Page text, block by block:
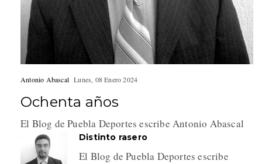
Antonio Abascal Lunes, 08 Enero 2024
Ochenta años
El Blog de Puebla Deportes escribe Antonio Abascal
Distinto rasero
El Blog de Puebla Deportes escribe